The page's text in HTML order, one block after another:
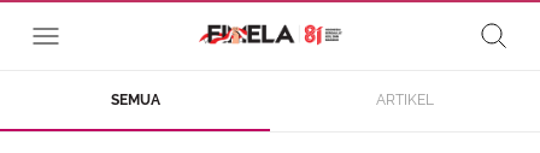
SEMUA ARTIKEL